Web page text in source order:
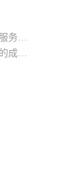
为志向申请名校的学生提供的高端服务产品
致力于提升学生入读美国前30名校的成功率